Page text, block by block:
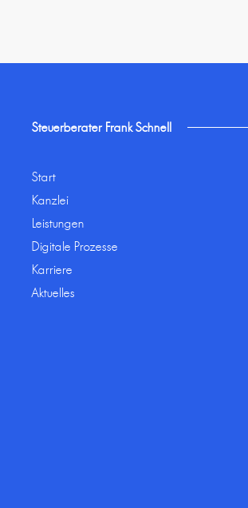
Steuerberater Frank Schnell
Start
Kanzlei
Leistungen
Digitale Prozesse
Karriere
Aktuelles